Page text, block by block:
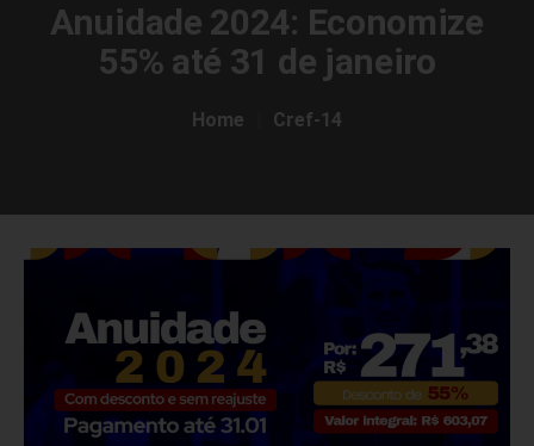
Anuidade 2024: Economize
55% até 31 de janeiro
Home Cref-14